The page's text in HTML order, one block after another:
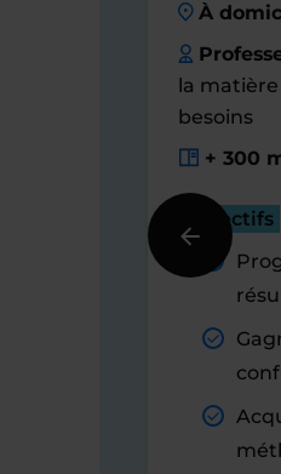
À
la matière
besoins
+ 300
Objectifs